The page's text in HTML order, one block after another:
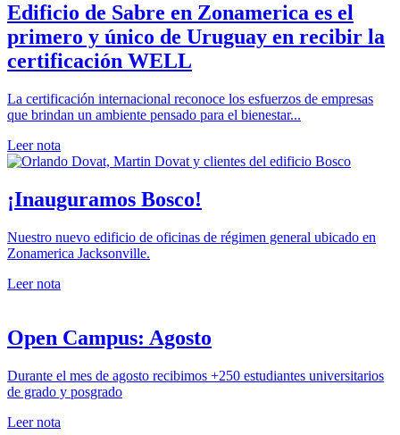
Edificio de Sabre en Zonamerica es el
primero y único de Uruguay en recibir la
certificación WELL
La certificación internacional reconoce los esfuerzos de empresas
que brindan un ambiente pensado para el bienestar...
Leer nota
¡Inauguramos Bosco!
Nuestro nuevo edificio de oficinas de régimen general ubicado en
Zonamerica Jacksonville.
Leer nota
Open Campus: Agosto
Durante el mes de agosto recibimos +250 estudiantes universitarios
de grado y posgrado
Leer nota